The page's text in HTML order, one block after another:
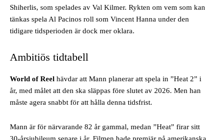
Shiherlis, som spelades av Val Kilmer. Rykten om vem som kan
tänkas spela Al Pacinos roll som Vincent Hanna under den
tidigare tidsperioden är dock mer oklara.
Ambitiös tidtabell
World of Reel hävdar att Mann planerar att spela in ”Heat 2” i
år, med målet att den ska släppas före slutet av 2026. Men han
måste agera snabbt för att hålla denna tidsfrist.
Mann är för närvarande 82 år gammal, medan ”Heat” firar sitt